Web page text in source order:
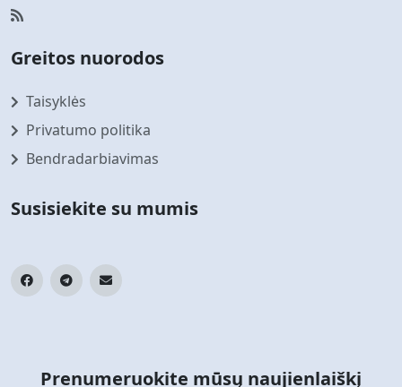
Greitos nuorodos
Taisyklės
Privatumo politika
Bendradarbiavimas
Susisiekite su mumis
Prenumeruokite mūsų naujienlaiškį